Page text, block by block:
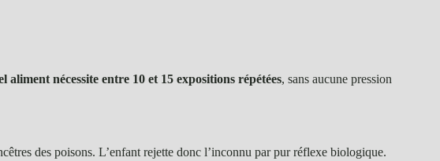
aliment nécessite entre 10 et 15 expositions répétées, sans aucune pression
des poisons. L’enfant rejette donc l’inconnu par pur réflexe biologique.